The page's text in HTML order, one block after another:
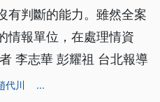
有判斷的能力。雖然全案
情報單位，在處理情資
李志華 彭耀祖 台北報導
代川 ...